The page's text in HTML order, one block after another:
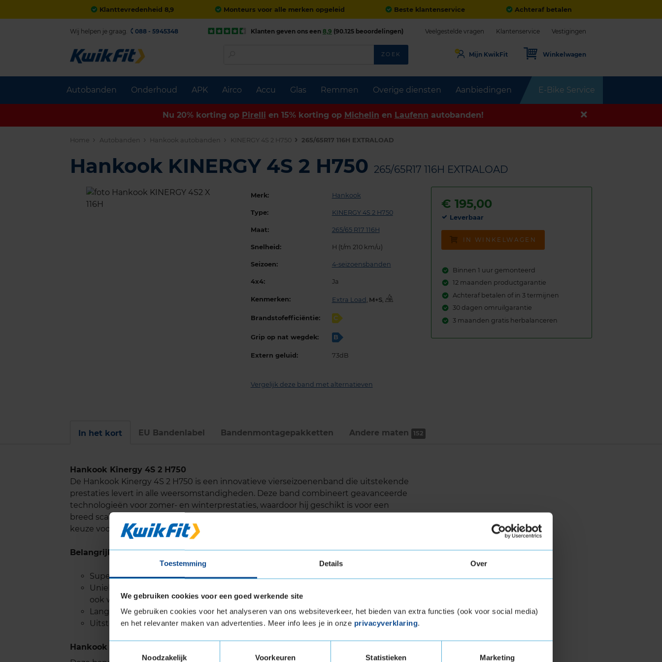
Toestemming Details Over
We gebruiken cookies voor een goed werkende site
We gebruiken cookies voor het analyseren van ons websiteverkeer, het bieden van extra functies (ook voor social media)
en het relevanter maken van advertenties. Meer info lees je in onze privacyverklaring.
Noodzakelijk
Voorkeuren Statistieken Marketing
Klanttevredenheid 8,9 Monteurs voor alle merken opgeleid Beste klantenservice Achteraf betalen
Autobanden Onderhoud APK Airco Accu Glas Remmen Overige diensten Aanbiedingen E-Bike Service
Wij helpen je graag. 088 - 5945348 Klanten geven ons een 8,9 (90.125 beoordelingen) Veelgestelde vragen Klantenservice Vestigingen
ZOEK Mijn KwikFit Winkelwagen
Nu 20% korting op Pirelli en 15% korting op Michelin en Laufenn autobanden!
Home Autobanden Hankook autobanden KINERGY 4S 2 H750 265/65R17 116H EXTRALOAD
Hankook KINERGY 4S 2 H750 265/65R17 116H EXTRALOAD
Merk: Hankook
Type: KINERGY 4S 2 H750
Maat: 265/65 R17 116H
Snelheid: H (t/m 210 km/u)
Seizoen: 4-seizoensbanden
4x4: Ja
Kenmerken: Extra Load , ,
Brandstofefficiëntie: C
Grip op nat wegdek: B
Extern geluid: 73dB
Vergelijk deze band met alternatieven
€195,00
Leverbaar
IN WINKELWAGEN
Binnen 1 uur gemonteerd
12 maanden productgarantie
Achteraf betalen of in 3 termijnen
30 dagen omruilgarantie
3 maanden gratis herbalanceren
In het kort EU Bandenlabel Bandenmontage­pakketten Andere maten 152
Hankook Kinergy 4S 2 H750
De Hankook Kinergy 4S 2 H750 is een innovatieve vierseizoenenband die uitstekende
prestaties levert in alle weersomstandigheden. Deze band combineert geavanceerde
technologieën voor zomer- en winterprestaties, waardoor hij geschikt is voor een
breed scala aan omstandigheden, inclusief besneeuwde wegen. Een uitstekende
keuze voor bestuurders die op zoek zijn naar veelzijdige en duurzame autobanden.
Belangrijke eigenschappen
Superieure tractie en prestaties, ongeacht het seizoen.
Uniek V-vormig loopvlakpatroon zorgt voor efficiënt afvoeren van water, maar
ook wegduwen van sneeuw, zodat je maximale grip houdt.
Lange levensduur.
Uitstekende handling op zowel droog als nat wegdek.
Hankook KINERGY 4S 2 H750 met Extra Load (verstevigde band)